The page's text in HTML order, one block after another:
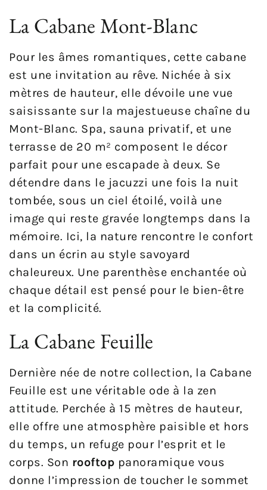
La Cabane Mont-Blanc
Pour les âmes romantiques, cette cabane
est une invitation au rêve. Nichée à six
mètres de hauteur, elle dévoile une vue
saisissante sur la majestueuse chaîne du
Mont-Blanc. Spa, sauna privatif, et une
terrasse de 20 m² composent le décor
parfait pour une escapade à deux. Se
détendre dans le jacuzzi une fois la nuit
tombée, sous un ciel étoilé, voilà une
image qui reste gravée longtemps dans la
mémoire. Ici, la nature rencontre le confort
dans un écrin au style savoyard
chaleureux. Une parenthèse enchantée où
chaque détail est pensé pour le bien-être
et la complicité.
La Cabane Feuille
Dernière née de notre collection, la Cabane
Feuille est une véritable ode à la zen
attitude. Perchée à 15 mètres de hauteur,
elle offre une atmosphère paisible et hors
du temps, un refuge pour l’esprit et le
corps. Son rooftop panoramique vous
donne l’impression de toucher le sommet